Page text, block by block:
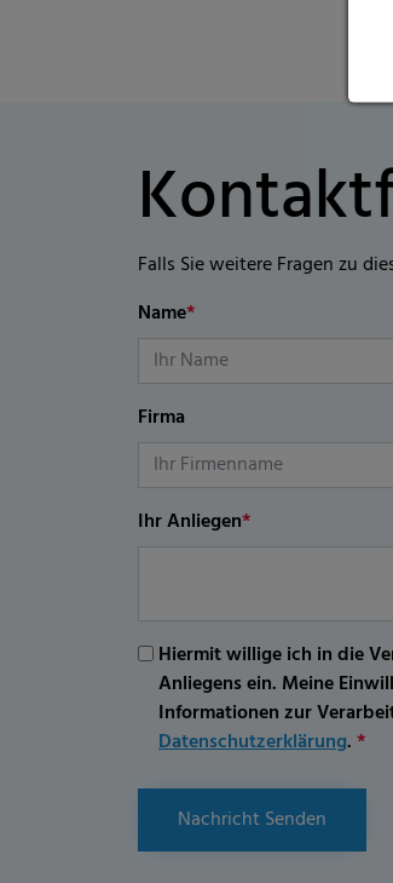
Falls Sie weitere Fragen zu
Name*
Firma
Ihr Anliegen*
Hiermit willige ich in die
Anliegens ein. Meine
Informationen zur
Datenschutzerklärung.*
Nachricht Senden